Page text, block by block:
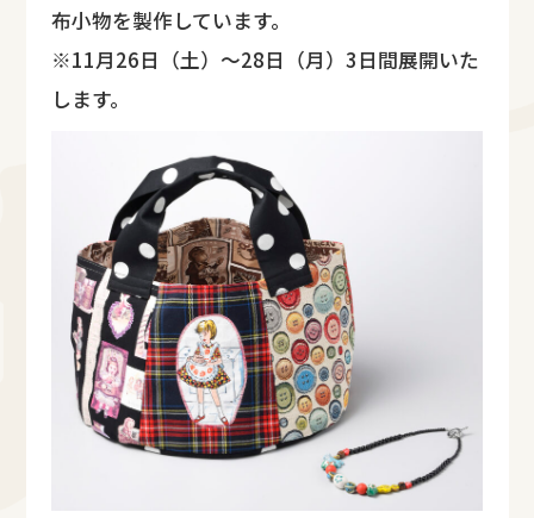
布小物を製作しています。
※11月26日（土）～28日（月）3日間展開いた
します。